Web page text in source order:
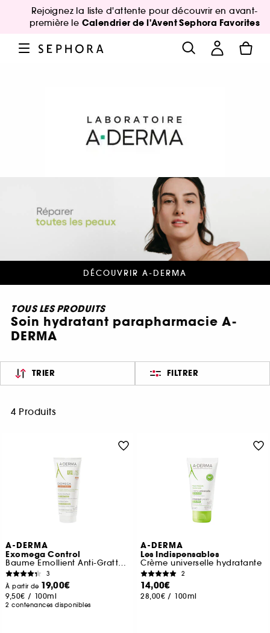
Rejoignez la liste d'attente pour découvrir en avant-
première le Calendrier de l'Avent Sephora Favorites
DÉCOUVRIR A-DERMA
TOUS LES PRODUITS
Soin hydratant parapharmacie A-
DERMA
TRIER FILTRER
4 Produits
A-DERMA
Exomega Control
Baume Emollient Anti-Grattage
3
À partir de 19,00€
9,50€ / 100ml
2 contenances disponibles
A-DERMA
Les Indispensables
Crème universelle hydratante
2
14,00€
28,00€ / 100ml